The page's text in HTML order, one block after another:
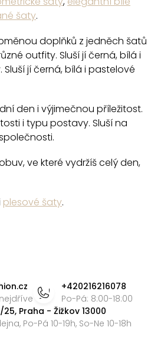
k
y
v
ý
p
s
u
šaty.
doplňků z jedněch šatů
outfity. Sluší jí černá, bílá i
jí černá, bílá i pastelové
den i výjimečnou příležitost.
i typu postavy. Sluší na
ve které vydržíš celý den,
plesové šaty.
+420216216078
Po-Pá: 8:00-18:00
Praha - Žižkov 13000
Po-Pá 10-19h, So-Ne 10-18h